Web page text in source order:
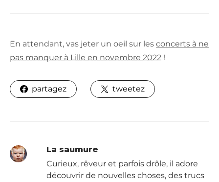
En attendant, vas jeter un oeil sur les concerts à ne
pas manquer à Lille en novembre 2022 !
partagez tweetez
La saumure
Curieux, rêveur et parfois drôle, il adore
découvrir de nouvelles choses, des trucs